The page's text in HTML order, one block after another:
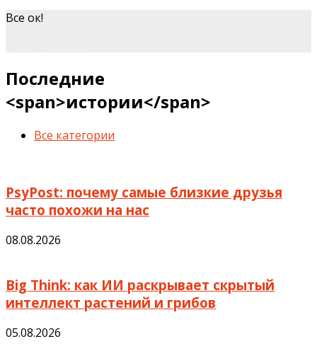
Все ок!
Последние
<span>истории</span>
Все категории
PsyPost: почему самые близкие друзья
часто похожи на нас
08.08.2026
Big Think: как ИИ раскрывает скрытый
интеллект растений и грибов
05.08.2026